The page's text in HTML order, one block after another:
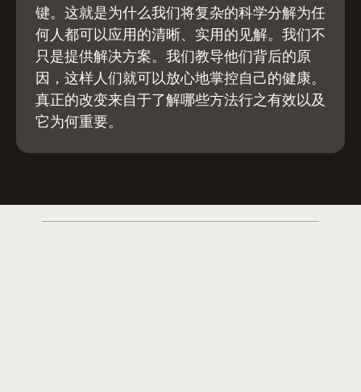
键。这就是为什么我们将复杂的科学分解为任
何人都可以应用的清晰、实用的见解。我们不
只是提供解决方案。我们教导他们背后的原
因，这样人们就可以放心地掌控自己的健康。
真正的改变来自于了解哪些方法行之有效以及
它为何重要。